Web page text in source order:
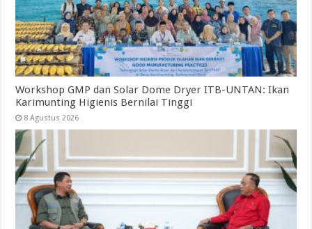
Workshop GMP dan Solar Dome Dryer ITB-UNTAN: Ikan
Karimunting Higienis Bernilai Tinggi
8 Agustus 2026